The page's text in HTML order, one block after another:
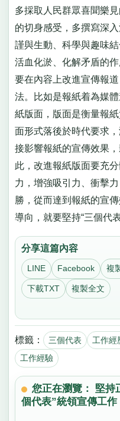
多採取人民群眾喜聞樂
的切身感受，多撰寫深
謹與生動、科學與趣味
活血化淤、化解矛盾的
要在內容上改進宣傳報
法。比如是報紙着為媒
紙版面，版面是衡量報
面形式落後於時代要求
接影響報紙的宣傳效果
此，改進報紙版面要充
力，增強吸引力、衝擊
勝，從而達到報紙的宣
導向，就要堅持“三個代
分享這篇內容
LINE Facebook 複
下載TXT 複製全文
標籤： 三個代表 工作經
工作經驗
您正在瀏覽： 堅持
個代表”統領宣傳工作